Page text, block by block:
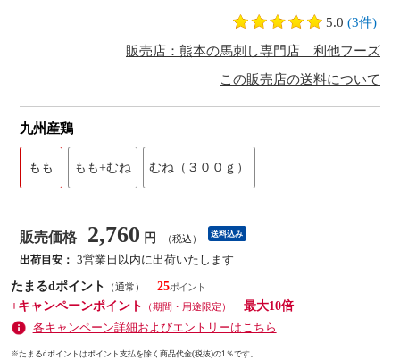
5.0 (3件)
販売店：熊本の馬刺し専門店 利他フーズ
この販売店の送料について
九州産鶏
もも もも+むね むね（３００ｇ）
販売価格 2,760 円 （税込） 送料込み
出荷目安： 3営業日以内に出荷いたします
たまるdポイント
（通常）
25
+キャンペーンポイント
（期間・用途限定）
最大10倍
各キャンペーン詳細およびエントリーはこちら
※たまるdポイントはポイント支払を除く商品代金(税抜)の1％です。